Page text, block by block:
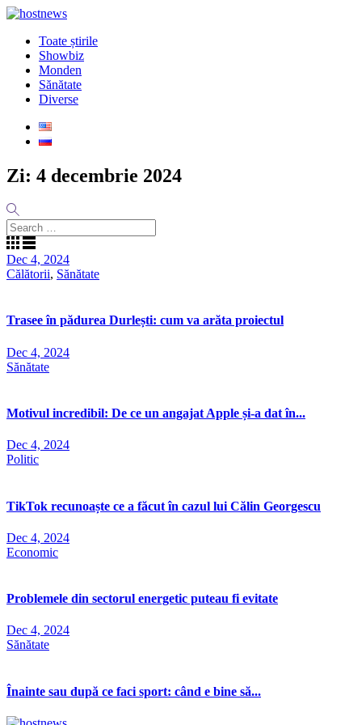
Toate știrile
Showbiz
Monden
Sănătate
Diverse
Zi: 4 decembrie 2024
Dec 4, 2024
Călătorii, Sănătate
Trasee în pădurea Durlești: cum va arăta proiectul
Dec 4, 2024
Sănătate
Motivul incredibil: De ce un angajat Apple și-a dat în...
Dec 4, 2024
Politic
TikTok recunoaște ce a făcut în cazul lui Călin Georgescu
Dec 4, 2024
Economic
Problemele din sectorul energetic puteau fi evitate
Dec 4, 2024
Sănătate
Înainte sau după ce faci sport: când e bine să...